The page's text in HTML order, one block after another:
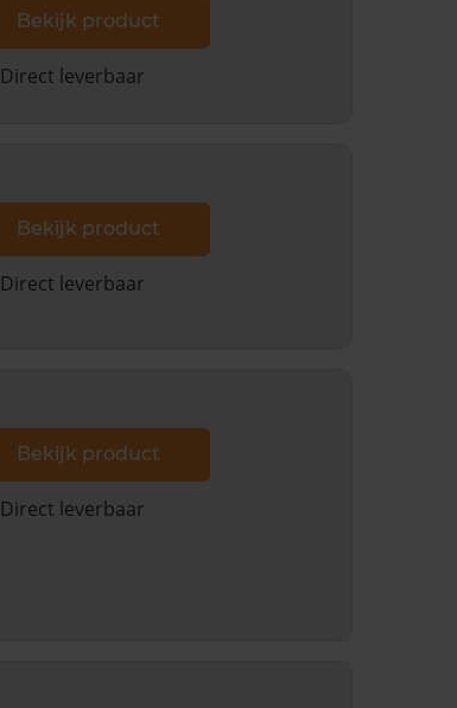
Bekijk product
Direct leverbaar
Bekijk product
Direct leverbaar
Bekijk product
Direct leverbaar